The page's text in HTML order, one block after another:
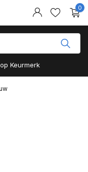
0
Keurmerk